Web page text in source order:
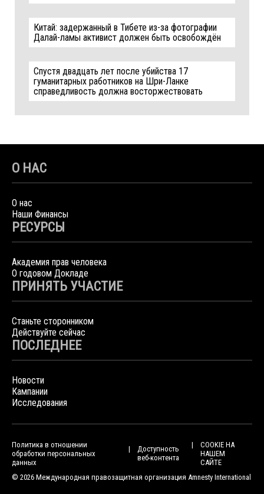
Китай: задержанный в Тибете из-за фотографии
Далай-ламы активист должен быть освобождён
Спустя двадцать лет после убийства 17
гуманитарных работников на Шри-Ланке
справедливость должна восторжествовать
О НАС
О нас
Наши Финансы
РЕСУРСЫ
Академия прав человека
О годовом Докладе
ПРИНЯТЬ УЧАСТИЕ
Станьте сторонником
Действуйте сейчас
ПОСЛЕДНЕЕ
Новости
Кампании
Исследования
Политика в отношении
обработки персональных
данных
Доступность
веб-контента
COOKIE НА
НАШЕМ
САЙТЕ
© 2026 Международная правозащитная организация Amnesty International